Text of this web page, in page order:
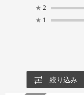
★ 2
★ 1
絞り込み